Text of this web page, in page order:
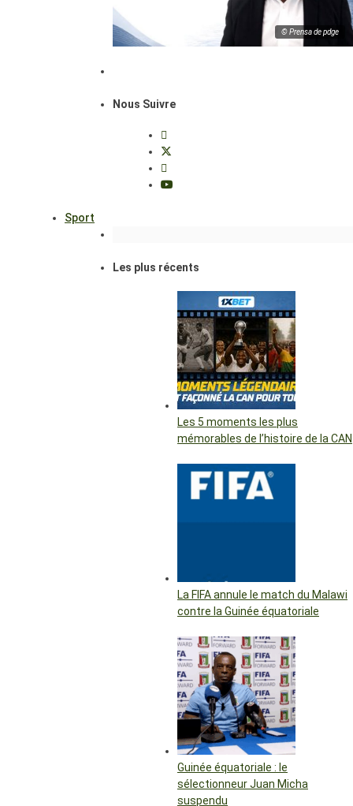
© Prensa de pdge
Nous Suivre
Sport
Les plus récents
Les 5 moments les plus
mémorables de l’histoire de la CAN
La FIFA annule le match du Malawi
contre la Guinée équatoriale
Guinée équatoriale : le
sélectionneur Juan Micha
suspendu